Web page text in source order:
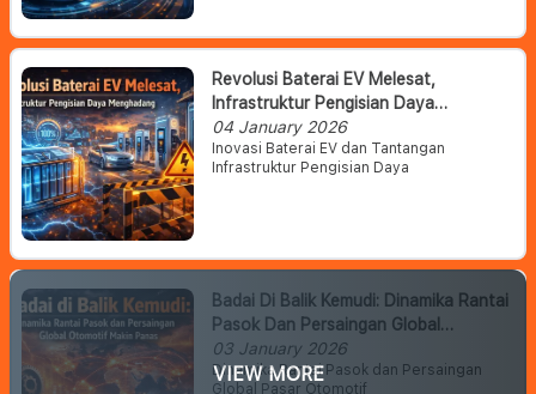
Revolusi Baterai EV Melesat,
Infrastruktur Pengisian Daya
Menghadang
04 January 2026
Inovasi Baterai EV dan Tantangan
Infrastruktur Pengisian Daya
Badai Di Balik Kemudi: Dinamika Rantai
Pasok Dan Persaingan Global
Otomotif Makin Panas
03 January 2026
Dinamika Rantai Pasok dan Persaingan
Global Pasar Otomotif
VIEW MORE